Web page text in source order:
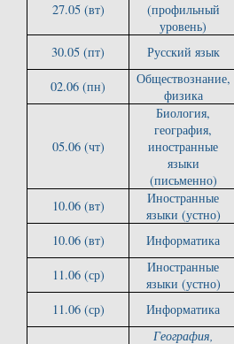
27.05 (вт)
(профильный
уровень)
30.05 (пт) Русский язык
02.06 (пн)
Обществознание,
физика
05.06 (чт)
Биология,
география,
иностранные
языки
(письменно)
10.06 (вт)
Иностранные
языки (устно)
10.06 (вт)
Информатика
11.06 (ср)
Иностранные
языки (устно)
11.06 (ср)
Информатика
География,